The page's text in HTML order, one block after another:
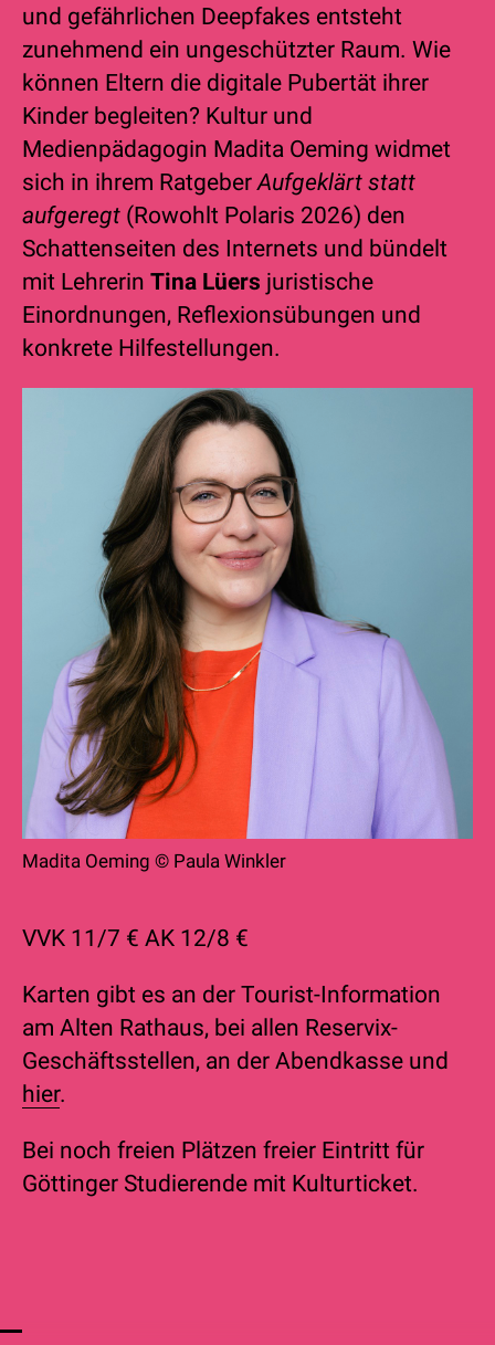
und gefährlichen Deepfakes entsteht
zunehmend ein ungeschützter Raum. Wie
können Eltern die digitale Pubertät ihrer
Kinder begleiten? Kultur und
Medienpädagogin Madita Oeming widmet
sich in ihrem Ratgeber Aufgeklärt statt
aufgeregt (Rowohlt Polaris 2026) den
Schattenseiten des Internets und bündelt
mit Lehrerin Tina Lüers juristische
Einordnungen, Reflexionsübungen und
konkrete Hilfestellungen.
Madita Oeming © Paula Winkler
VVK 11/7 € AK 12/8 €
Karten gibt es an der Tourist-Information
am Alten Rathaus, bei allen Reservix-
Geschäftsstellen, an der Abendkasse und
hier.
Bei noch freien Plätzen freier Eintritt für
Göttinger Studierende mit Kulturticket.